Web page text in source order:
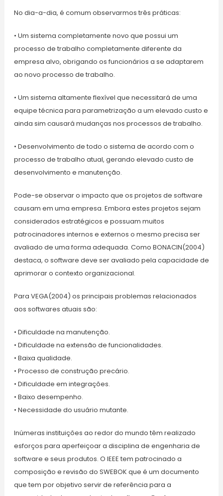
No dia-a-dia, é comum observarmos três práticas:
• Um sistema completamente novo que possui um
processo de trabalho completamente diferente da
empresa alvo, obrigando os funcionários a se adaptarem
ao novo processo de trabalho.
• Um sistema altamente flexível que necessitará de uma
equipe técnica para parametrização a um elevado custo e
ainda sim causará mudanças nos processos de trabalho.
• Desenvolvimento de todo o sistema de acordo com o
processo de trabalho atual, gerando elevado custo de
desenvolvimento e manutenção.
Pode-se observar o impacto que os projetos de software
causam em uma empresa. Embora estes projetos sejam
considerados estratégicos e possuam muitos
patrocinadores internos e externos o mesmo precisa ser
avaliado de uma forma adequada. Como BONACIN(2004)
destaca, o software deve ser avaliado pela capacidade de
aprimorar o contexto organizacional.
Para VEGA(2004) os principais problemas relacionados
aos softwares atuais são:
• Dificuldade na manutenção.
• Dificuldade na extensão de funcionalidades.
• Baixa qualidade.
• Processo de construção precário.
• Dificuldade em integrações.
• Baixo desempenho.
• Necessidade do usuário mutante.
Inúmeras instituições ao redor do mundo têm realizado
esforços para aperfeiçoar a disciplina de engenharia de
software e seus produtos. O IEEE tem patrocinado a
composição e revisão do SWEBOK que é um documento
que tem por objetivo servir de referência para a